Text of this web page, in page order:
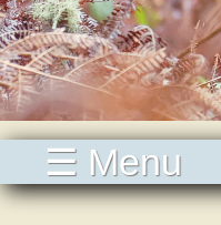
☰ Menu